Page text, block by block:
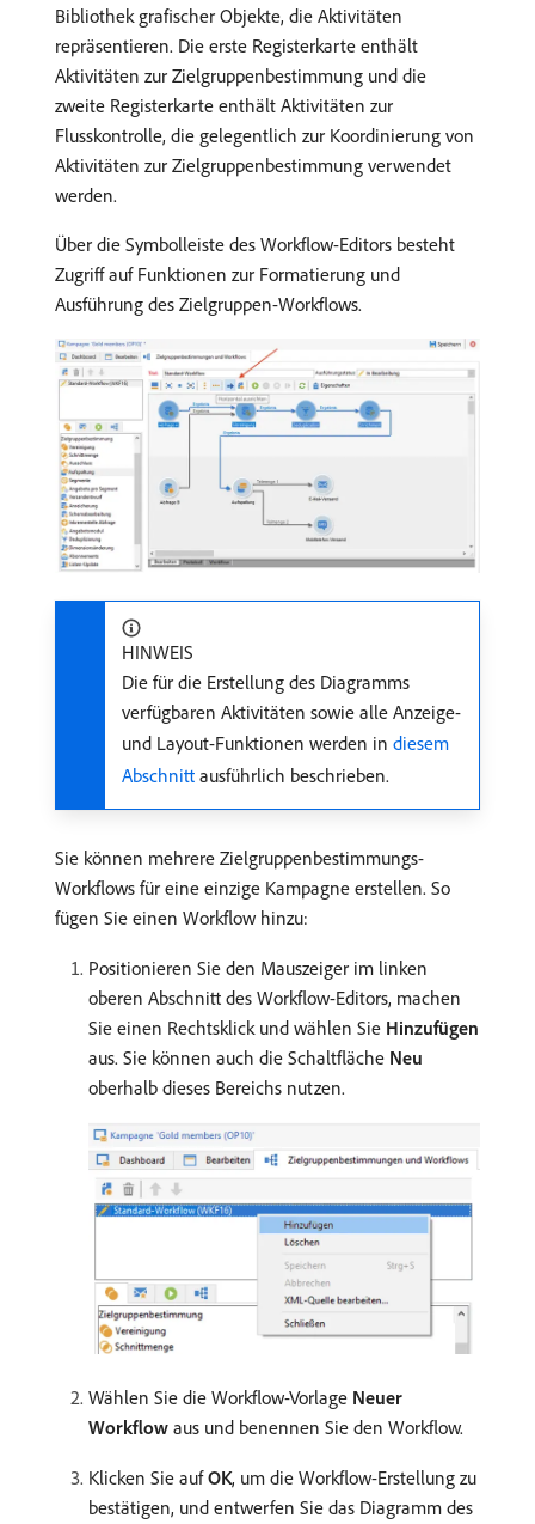
Bibliothek grafischer Objekte, die Aktivitäten
repräsentieren. Die erste Registerkarte enthält
Aktivitäten zur Zielgruppenbestimmung und die
zweite Registerkarte enthält Aktivitäten zur
Flusskontrolle, die gelegentlich zur Koordinierung von
Aktivitäten zur Zielgruppenbestimmung verwendet
werden.
Über die Symbolleiste des Workflow-Editors besteht
Zugriff auf Funktionen zur Formatierung und
Ausführung des Zielgruppen-Workflows.
HINWEIS
Die für die Erstellung des Diagramms
verfügbaren Aktivitäten sowie alle Anzeige-
und Layout-Funktionen werden in diesem
Abschnitt ausführlich beschrieben.
Sie können mehrere Zielgruppenbestimmungs-
Workflows für eine einzige Kampagne erstellen. So
fügen Sie einen Workflow hinzu:
Positionieren Sie den Mauszeiger im linken
oberen Abschnitt des Workflow-Editors, machen
Sie einen Rechtsklick und wählen Sie Hinzufügen
aus. Sie können auch die Schaltfläche Neu
oberhalb dieses Bereichs nutzen.
Wählen Sie die Workflow-Vorlage Neuer
Workflow aus und benennen Sie den Workflow.
Klicken Sie aufOK, um die Workflow-Erstellung zu
bestätigen, und entwerfen Sie das Diagramm des